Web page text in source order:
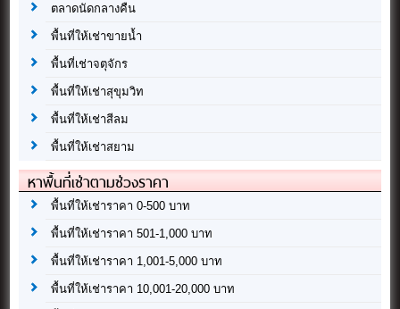
ตลาดนัดกลางคืน
พื้นที่ให้เช่าขายน้ำ
พื้นที่เช่าจตุจักร
พื้นที่ให้เช่าสุขุมวิท
พื้นที่ให้เช่าสีลม
พื้นที่ให้เช่าสยาม
หาพื้นที่เช่าตามช่วงราคา
พื้นที่ให้เช่าราคา 0-500 บาท
พื้นที่ให้เช่าราคา 501-1,000 บาท
พื้นที่ให้เช่าราคา 1,001-5,000 บาท
พื้นที่ให้เช่าราคา 10,001-20,000 บาท